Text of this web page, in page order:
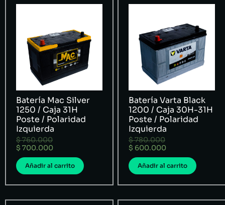
Batería Mac Silver
1250 / Caja 31H
Poste / Polaridad
Izquierda
$760.000
$ 700.000
Añadir al carrito
Batería Varta Black
1200 / Caja 30H-31H
Poste / Polaridad
Izquierda
$780.000
$ 600.000
Añadir al carrito